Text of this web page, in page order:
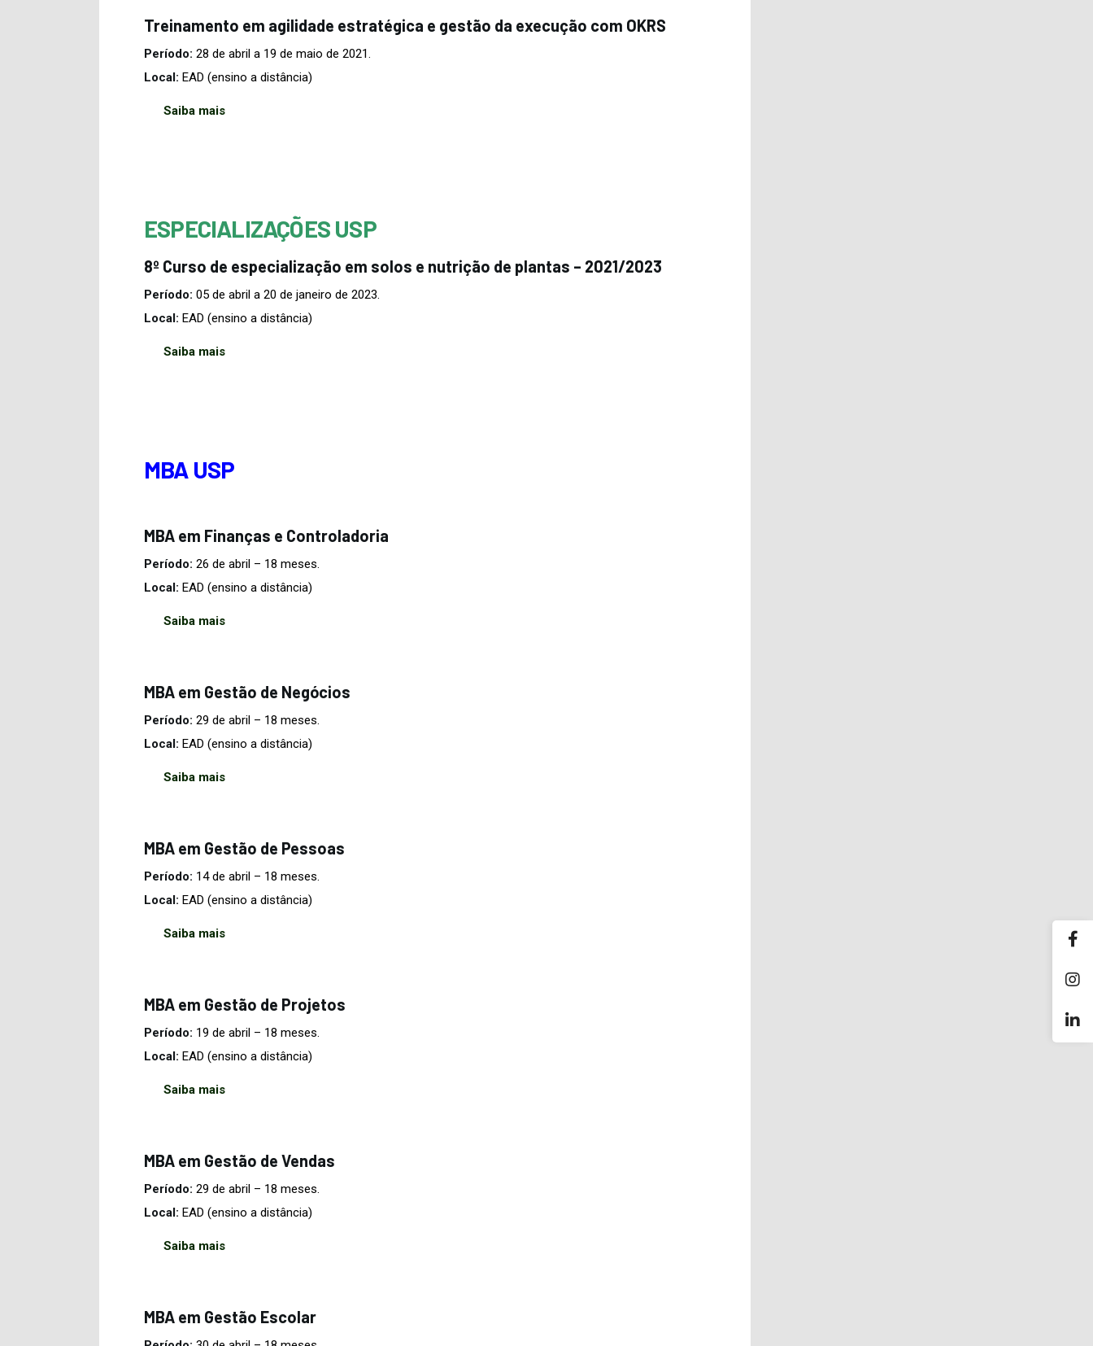
Treinamento em agilidade estratégica e gestão da execução com OKRS
Período: 28 de abril a 19 de maio de 2021.
Local: EAD (ensino a distância)
Saiba mais
ESPECIALIZAÇÕES USP
8º Curso de especialização em solos e nutrição de plantas – 2021/2023
Período: 05 de abril a 20 de janeiro de 2023.
Local: EAD (ensino a distância)
Saiba mais
MBA USP
MBA em Finanças e Controladoria
Período: 26 de abril – 18 meses.
Local: EAD (ensino a distância)
Saiba mais
MBA em Gestão de Negócios
Período: 29 de abril – 18 meses.
Local: EAD (ensino a distância)
Saiba mais
MBA em Gestão de Pessoas
Período: 14 de abril – 18 meses.
Local: EAD (ensino a distância)
Saiba mais
MBA em Gestão de Projetos
Período: 19 de abril – 18 meses.
Local: EAD (ensino a distância)
Saiba mais
MBA em Gestão de Vendas
Período: 29 de abril – 18 meses.
Local: EAD (ensino a distância)
Saiba mais
MBA em Gestão Escolar